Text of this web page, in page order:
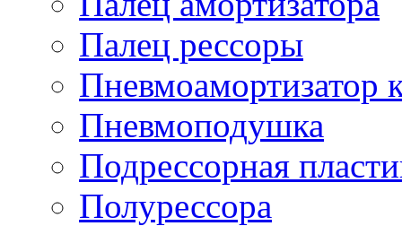
Палец рессоры
Пневмоамортизатор
Пневмоподушка
Подрессорная
Полурессора